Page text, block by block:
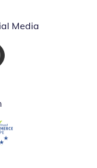
Media
Fenster
in neuem Fenster
in neuem Fenster